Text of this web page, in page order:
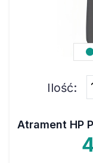
Ilość:
Atrament HP